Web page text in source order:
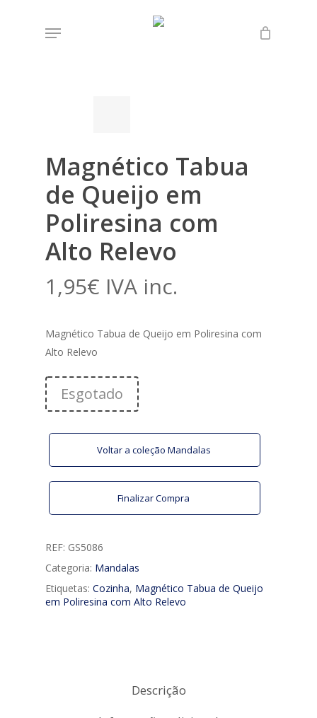
Menu
Início
Magnético Tabua de
Magnético Tabua
de Queijo em
Poliresina com
Alto Relevo
1,95€ IVA inc.
Magnético Tabua de Queijo em Poliresina com
Alto Relevo
Esgotado
Voltar a coleção Mandalas
Finalizar Compra
REF: GS5086
Categoria: Mandalas
Etiquetas: Cozinha, Magnético Tabua de Queijo
em Poliresina com Alto Relevo
Descrição